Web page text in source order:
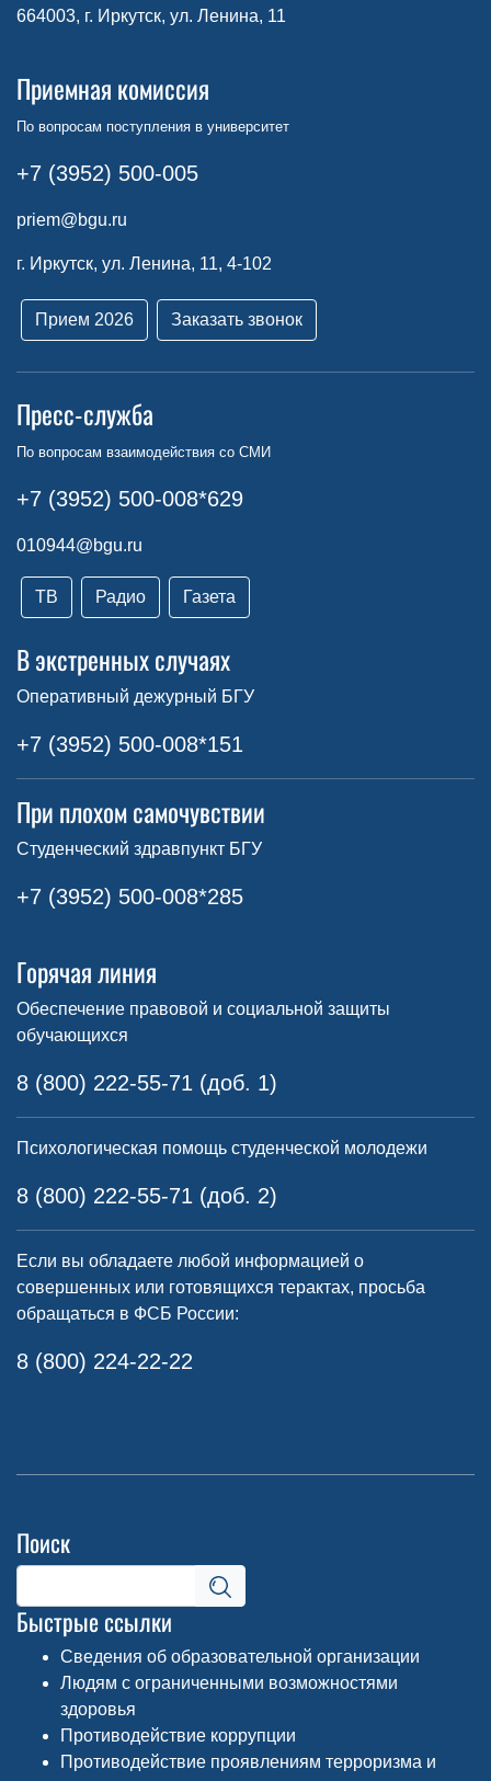
664003, г. Иркутск, ул. Ленина, 11
Приемная комиссия
По вопросам поступления в университет
+7 (3952) 500-005
priem@bgu.ru
г. Иркутск, ул. Ленина, 11, 4-102
Прием 2026 Заказать звонок
Пресс-служба
По вопросам взаимодействия со СМИ
+7 (3952) 500-008*629
010944@bgu.ru
ТВ Радио Газета
В экстренных случаях
Оперативный дежурный БГУ
+7 (3952) 500-008*151
При плохом самочувствии
Студенческий здравпункт БГУ
+7 (3952) 500-008*285
Горячая линия
Обеспечение правовой и социальной защиты
обучающихся
8 (800) 222-55-71 (доб. 1)
Психологическая помощь студенческой молодежи
8 (800) 222-55-71 (доб. 2)
Если вы обладаете любой информацией о
совершенных или готовящихся терактах, просьба
обращаться в ФСБ России:
8 (800) 224-22-22
Поиск
Быстрые ссылки
Сведения об образовательной организации
Людям с ограниченными возможностями
здоровья
Противодействие коррупции
Противодействие проявлениям терроризма и